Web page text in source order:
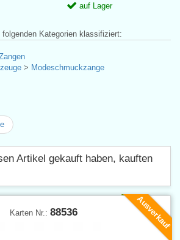
auf Lager
Kategorien klassifiziert:
> Modeschmuckzange
Artikel gekauft haben, kauften
Ausverkauf
Karten Nr.: 88536